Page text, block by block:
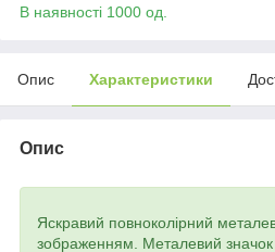
В наявності 1000 од.
Опис Характеристики
Опис
Яскравий повноколірний
зображенням. Металевий значок